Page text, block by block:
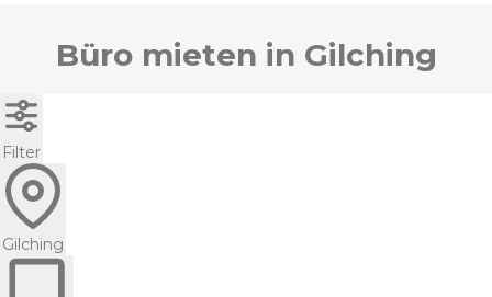
Büro mieten in Gilching
Filter
Gilching